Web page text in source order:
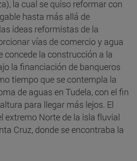
la cual se quiso reformar con
hasta más allá de
ideas reformistas de la
vías de comercio y agua
concede la construcción a la
la financiación de banqueros
tiempo que se contempla la
de aguas en Tudela, con el fin
para llegar más lejos. El
extremo Norte de la isla fluvial
Cruz, donde se encontraba la